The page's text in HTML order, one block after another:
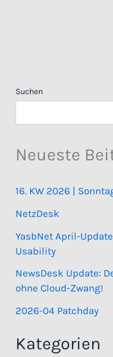
Suchen
Neueste
16. KW 2026 |
NetzDesk
YasbNet April-
Usability
NewsDesk Update:
ohne Cloud-Zwang!
2026-04 Patchday
Kategorien